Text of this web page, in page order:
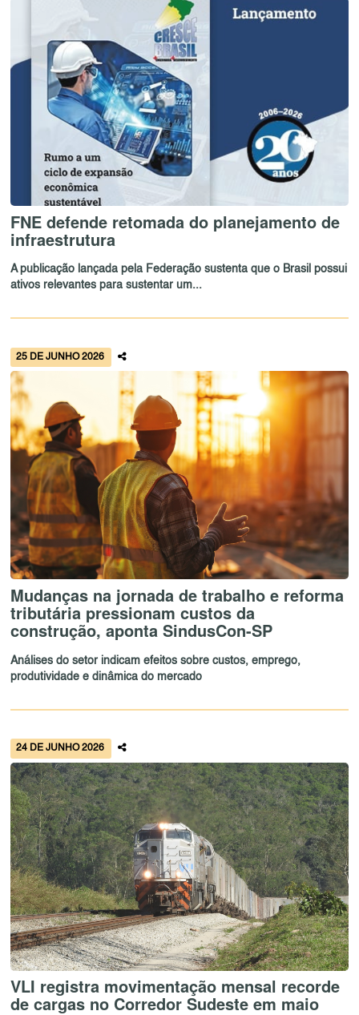
FNE defende retomada do planejamento de
infraestrutura
A publicação lançada pela Federação sustenta que o Brasil possui
ativos relevantes para sustentar um...
25 DE JUNHO 2026
Mudanças na jornada de trabalho e reforma
tributária pressionam custos da
construção, aponta SindusCon-SP
Análises do setor indicam efeitos sobre custos, emprego,
produtividade e dinâmica do mercado
24 DE JUNHO 2026
VLI registra movimentação mensal recorde
de cargas no Corredor Sudeste em maio